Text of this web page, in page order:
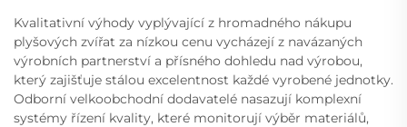
Kvalitativní výhody vyplývající z hromadného nákupu
plyšových zvířat za nízkou cenu vycházejí z navázaných
výrobních partnerství a přísného dohledu nad výrobou,
který zajišťuje stálou excelentnost každé vyrobené jednotky.
Odborní velkoobchodní dodavatelé nasazují komplexní
systémy řízení kvality, které monitorují výběr materiálů,